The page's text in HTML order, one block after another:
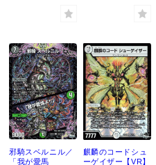
邪騎スベルニル／
「我が愛馬
麒麟のコードシュ
ーゲイザー【VR】